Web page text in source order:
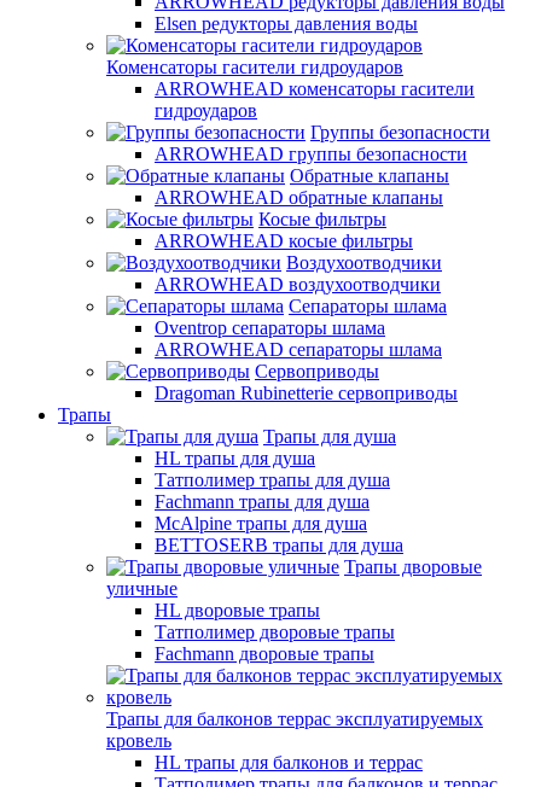
Elsen редукторы давления воды
Коменсаторы гасители гидроударов
ARROWHEAD коменсаторы гасители
гидроударов
Группы безопасности
ARROWHEAD группы безопасности
Обратные клапаны
ARROWHEAD обратные клапаны
Косые фильтры
ARROWHEAD косые фильтры
Воздухоотводчики
ARROWHEAD воздухоотводчики
Сепараторы шлама
Oventrop cепараторы шлама
ARROWHEAD сепараторы шлама
Сервоприводы
Dragoman Rubinetterie сервоприводы
Трапы
Трапы для душа
HL трапы для душа
Татполимер трапы для душа
Fachmann трапы для душа
McAlpine трапы для душа
BETTOSERB трапы для душа
Трапы дворовые
уличные
HL дворовые трапы
Татполимер дворовые трапы
Fachmann дворовые трапы
Трапы для балконов террас эксплуатируемых
кровель
HL трапы для балконов и террас